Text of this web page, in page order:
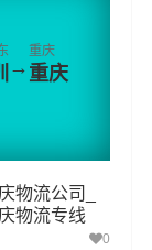
→
重庆
重庆
物流公司_
物流专线
0